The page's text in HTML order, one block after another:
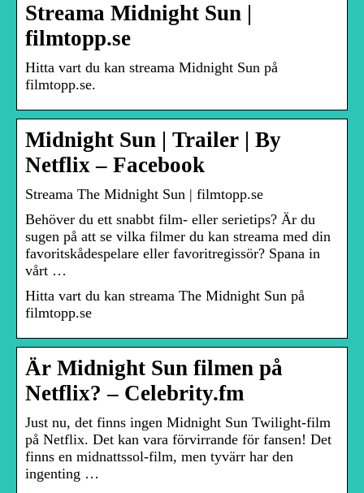
Streama Midnight Sun |
filmtopp.se
Hitta vart du kan streama Midnight Sun på
filmtopp.se.
Midnight Sun | Trailer | By
Netflix – Facebook
Streama The Midnight Sun | filmtopp.se
Behöver du ett snabbt film- eller serietips? Är du
sugen på att se vilka filmer du kan streama med din
favoritskådespelare eller favoritregissör? Spana in
vårt …
Hitta vart du kan streama The Midnight Sun på
filmtopp.se
Är Midnight Sun filmen på
Netflix? – Celebrity.fm
Just nu, det finns ingen Midnight Sun Twilight-film
på Netflix. Det kan vara förvirrande för fansen! Det
finns en midnattssol-film, men tyvärr har den
ingenting …